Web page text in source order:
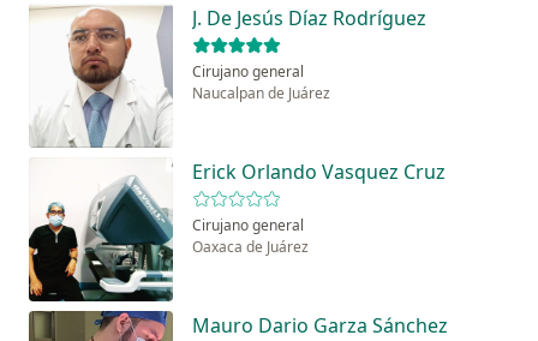
J. De Jesús Díaz Rodríguez
Cirujano general
Naucalpan de Juárez
Erick Orlando Vasquez Cruz
Cirujano general
Oaxaca de Juárez
Mauro Dario Garza Sánchez